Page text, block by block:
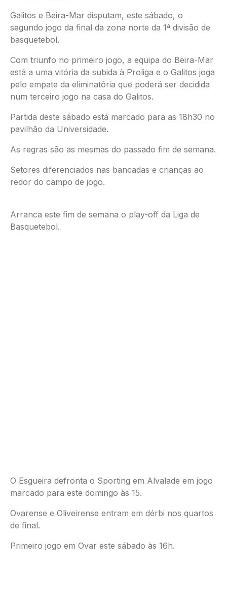
Galitos e Beira-Mar disputam, este sábado, o
segundo jogo da final da zona norte da 1ª divisão de
basquetebol.
Com triunfo no primeiro jogo, a equipa do Beira-Mar
está a uma vitória da subida à Proliga e o Galitos joga
pelo empate da eliminatória que poderá ser decidida
num terceiro jogo na casa do Galitos.
Partida deste sábado está marcado para as 18h30 no
pavilhão da Universidade.
As regras são as mesmas do passado fim de semana.
Setores diferenciados nas bancadas e crianças ao
redor do campo de jogo.
Arranca este fim de semana o play-off da Liga de
Basquetebol.
O Esgueira defronta o Sporting em Alvalade em jogo
marcado para este domingo às 15.
Ovarense e Oliveirense entram em dérbi nos quartos
de final.
Primeiro jogo em Ovar este sábado às 16h.